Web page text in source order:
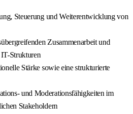
Steuerung und Weiterentwicklung von
Zusammenarbeit und
Strukturen
Stärke sowie eine strukturierte
und Moderationsfähigkeiten im
Stakeholdern